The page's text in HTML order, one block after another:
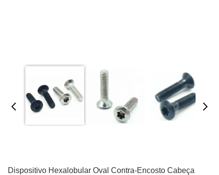
Dispositivo Hexalobular Oval Contra-Encosto Cabeça